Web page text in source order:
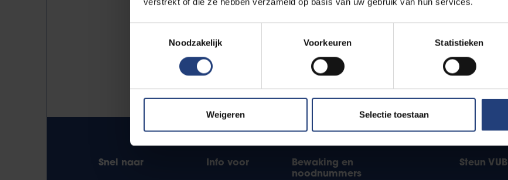
Noodzakelijk
Voorkeuren Statistieken
Weigeren Selectie toestaan
Snel naar Info voor
Bewaking en
noodnummers
Steun VUB